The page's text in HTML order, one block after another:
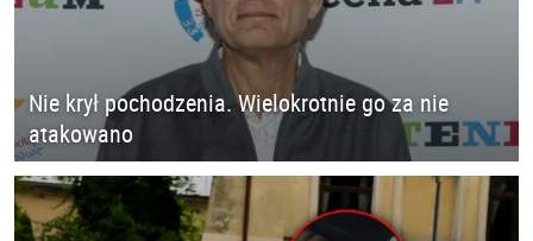
Nie krył pochodzenia. Wielokrotnie go za nie
atakowano